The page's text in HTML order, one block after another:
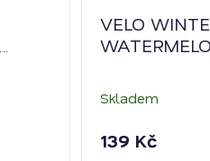
VELO
Skladem
139 Kč